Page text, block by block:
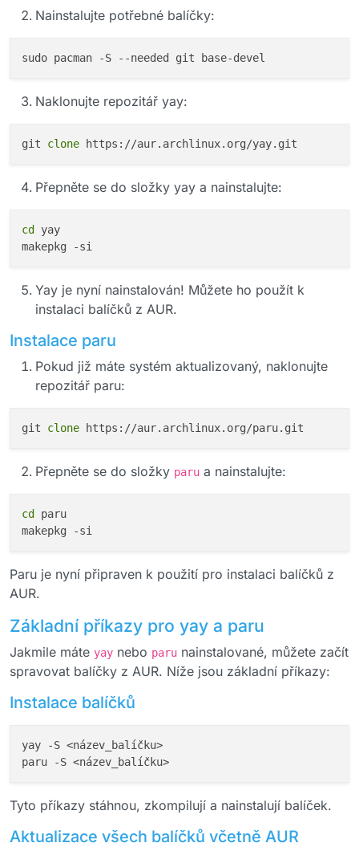
Nainstalujte potřebné balíčky:
Naklonujte repozitář yay:
git clone
Přepněte se do složky yay a nainstalujte:
cd
yay
Yay je nyní nainstalován! Můžete ho použít k
instalaci balíčků z AUR.
Instalace paru
Pokud již máte systém aktualizovaný, naklonujte
repozitář paru:
git clone
Přepněte se do složky paru a nainstalujte:
cd
paru
Paru je nyní připraven k použití pro instalaci balíčků z
AUR.
Základní příkazy pro yay a paru
Jakmile máte yay nebo paru nainstalované, můžete začít
spravovat balíčky z AUR. Níže jsou základní příkazy:
Instalace balíčků
yay -S <název_balíčku>
Tyto příkazy stáhnou, zkompilují a nainstalují balíček.
Aktualizace všech balíčků včetně AUR